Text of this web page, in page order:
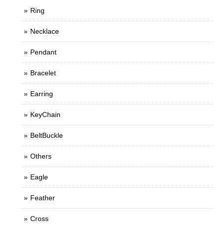
Ring
Necklace
Pendant
Bracelet
Earring
KeyChain
BeltBuckle
Others
Eagle
Feather
Cross